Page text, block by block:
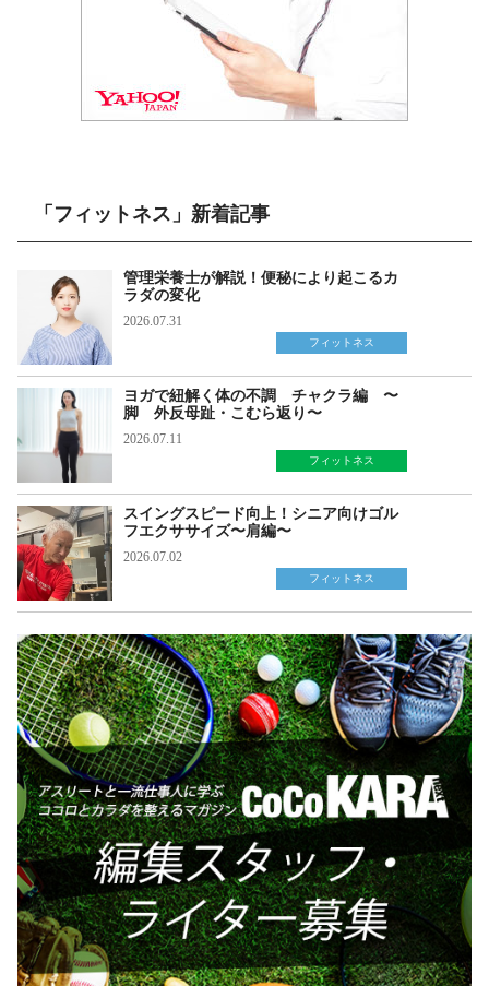
「フィットネス」新着記事
管理栄養士が解説！便秘により起こるカ
ラダの変化
2026.07.31
フィットネス
ヨガで紐解く体の不調 チャクラ編 〜
脚 外反母趾・こむら返り〜
2026.07.11
フィットネス
スイングスピード向上！シニア向けゴル
フエクササイズ〜肩編〜
2026.07.02
フィットネス